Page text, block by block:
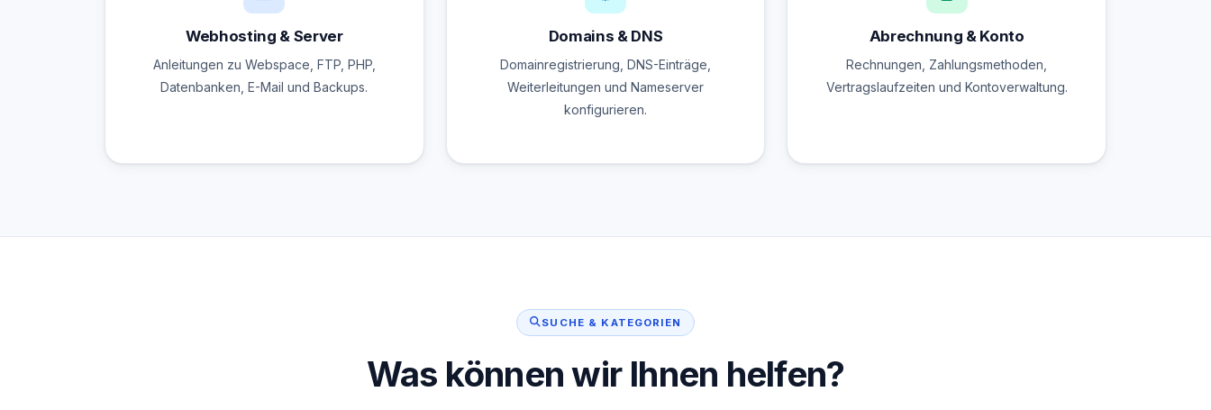
Webhosting & Server
Anleitungen zu Webspace, FTP, PHP,
Datenbanken, E-Mail und Backups.
Domains & DNS
Domainregistrierung, DNS-Einträge,
Weiterleitungen und Nameserver
konfigurieren.
Abrechnung & Konto
Rechnungen, Zahlungsmethoden,
Vertragslaufzeiten und Kontoverwaltung.
SUCHE & KATEGORIEN
Was können wir Ihnen helfen?